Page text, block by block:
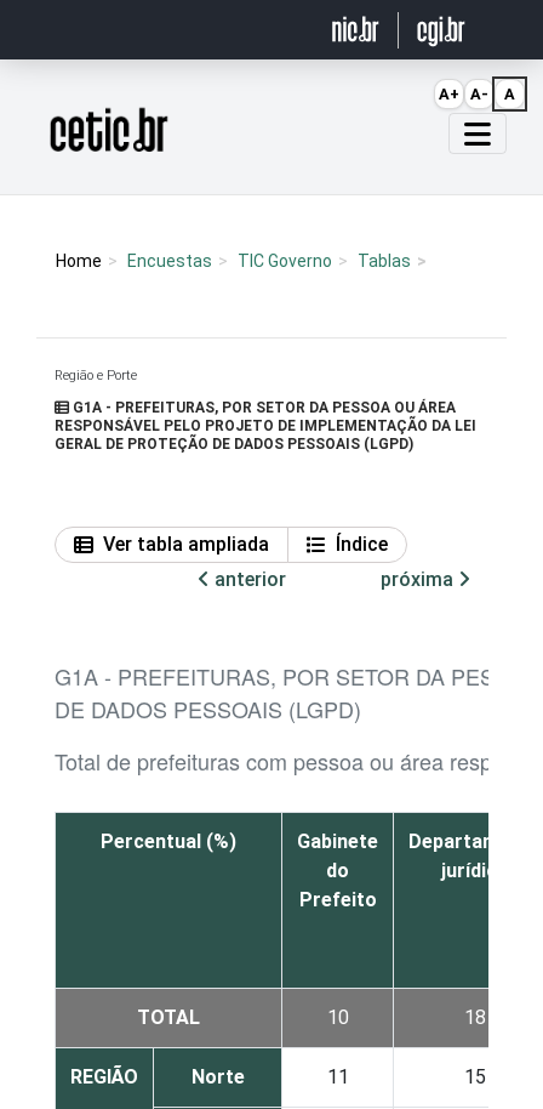
Página inicial
Home Encuestas TIC Governo Tablas
Região e Porte
G1A - PREFEITURAS, POR SETOR DA PESSOA OU ÁREA
RESPONSÁVEL PELO PROJETO DE IMPLEMENTAÇÃO DA LEI
GERAL DE PROTEÇÃO DE DADOS PESSOAIS (LGPD)
Ver tabla ampliada
Índice
anterior
próxima
G1A - PREFEITURAS, POR SETOR DA
DE DADOS PESSOAIS (LGPD)
Total de prefeituras com pessoa ou área
Percentual (%)
Gabinete
do
Prefeito
Departamento
jurídico
TOTAL 10 18
REGIÃO Norte 11 15
A+ A- A